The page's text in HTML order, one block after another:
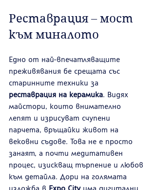
Реставрация – мост
към миналото
Едно от най-впечатляващите
преживявания бе срещата със
старинните техники за
реставрация на керамика. Видях
майстори, които внимателно
лепят и изрисуват счупени
парчета, връщайки живот на
вековни съдове. Това не е просто
занаят, а почти медитативен
процес, изискващ търпение и любов
към детайла. Дори на голямата